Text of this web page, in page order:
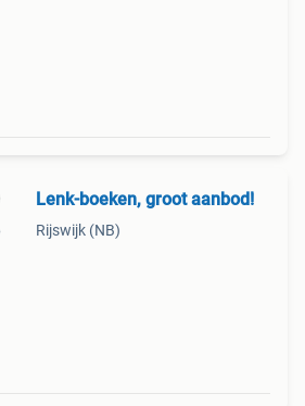
Lenk-boeken, groot aanbod!
Rijswijk (NB)